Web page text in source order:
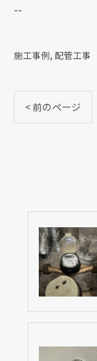
--
施工事例 配管工事
< 前のページ